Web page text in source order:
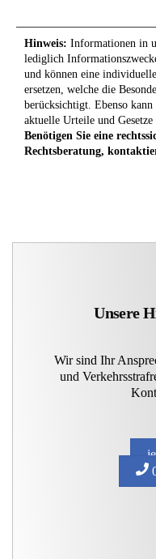
Hinweis: Informationen in
lediglich
und können eine
ersetzen, welche die
berücksichtigt. Ebenso
aktuelle Urteile und Gesetze
Benötigen Sie eine
Rechtsberatung,
Unsere
Wir sind Ihr
und